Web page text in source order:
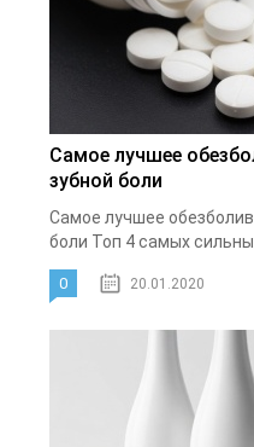
Самое лучшее
зубной боли
Самое лучшее
боли Топ 4 самых
0 20.01.2020